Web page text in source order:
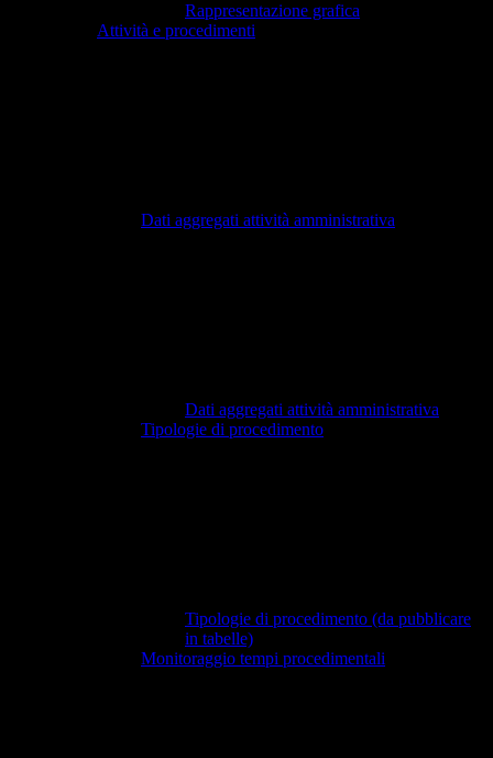
Rappresentazione grafica
Attività e procedimenti
Dati aggregati attività amministrativa
Dati aggregati attività amministrativa
Tipologie di procedimento
Tipologie di procedimento (da pubblicare
in tabelle)
Monitoraggio tempi procedimentali